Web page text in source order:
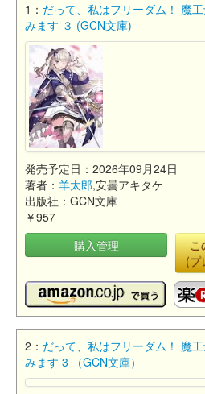
1： だって、私はフリーダム！ 魔
みます ３ (GCN文庫)
発売予定日：2026年09月24日
著者： 羊太郎,安曇アキタケ
出版社：GCN文庫
￥957
購入管理
こ
(プ
2： だって、私はフリーダム！ 魔
みます 3 （GCN文庫）